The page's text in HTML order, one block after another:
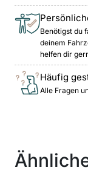
Benötigst du
deinem
helfen dir
Häufig
Alle Fragen